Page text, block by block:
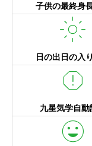
子供の最終身
light_mode
日の出日の入
report
九星気学自動
mood